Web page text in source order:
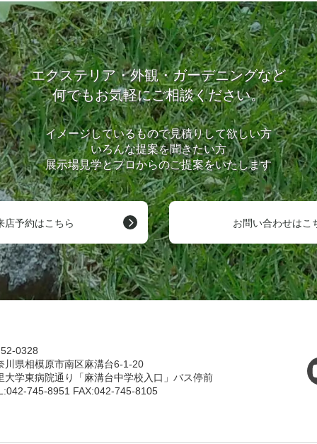
エクステリア・外観・ガーデニングなど
何でもお気軽にご相談ください。
イメージしているもので見積りして欲しい方
いろんな提案を聞きたい方
展示場見学とプロからのご提案をいたします
店予約はこちら お問い合わせはこ
0328
川県相模原市南区麻溝台6-1-20
大学東病院通り「麻溝台中学校入口」バス停前
745-8951 FAX:042-745-8105